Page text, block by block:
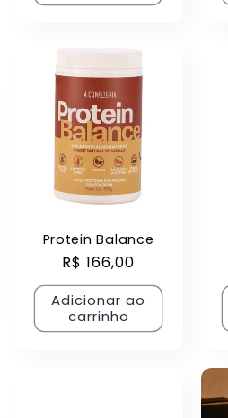
Protein Balance
Preço
normal
R$ 166,00
Adicionar ao
carrinho